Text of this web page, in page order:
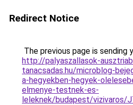
Redirect Notice
The previous page is sending
http://palyaszallasok-
tanacsadas.hu/microblog-
a-hegyekben-hegyek-
elmenye-testnek-es-
leleknek/budapest/vizivaros/